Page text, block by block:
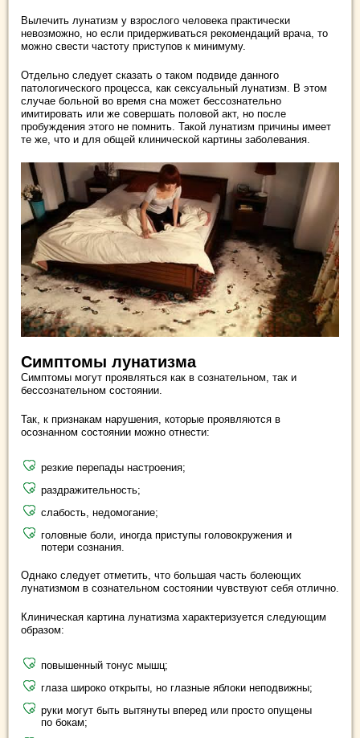
Вылечить лунатизм у взрослого человека практически
невозможно, но если придерживаться рекомендаций врача, то
можно свести частоту приступов к минимуму.
Отдельно следует сказать о таком подвиде данного
патологического процесса, как сексуальный лунатизм. В этом
случае больной во время сна может бессознательно
имитировать или же совершать половой акт, но после
пробуждения этого не помнить. Такой лунатизм причины имеет
те же, что и для общей клинической картины заболевания.
Симптомы лунатизма
Симптомы могут проявляться как в сознательном, так и
бессознательном состоянии.
Так, к признакам нарушения, которые проявляются в
осознанном состоянии можно отнести:
резкие перепады настроения;
раздражительность;
слабость, недомогание;
головные боли, иногда приступы головокружения и
потери сознания.
Однако следует отметить, что большая часть болеющих
лунатизмом в сознательном состоянии чувствуют себя отлично.
Клиническая картина лунатизма характеризуется следующим
образом:
повышенный тонус мышц;
глаза широко открыты, но глазные яблоки неподвижны;
руки могут быть вытянуты вперед или просто опущены
по бокам;